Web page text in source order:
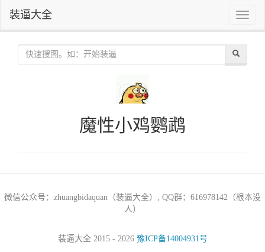
Toggle
装逼大全
魔性小鸡鹦鹉
微信公众号：zhuangbidaquan（装逼大全）, QQ群：616978142（根本没
人）
装逼大全 2015 - 2026 豫ICP备14004931号